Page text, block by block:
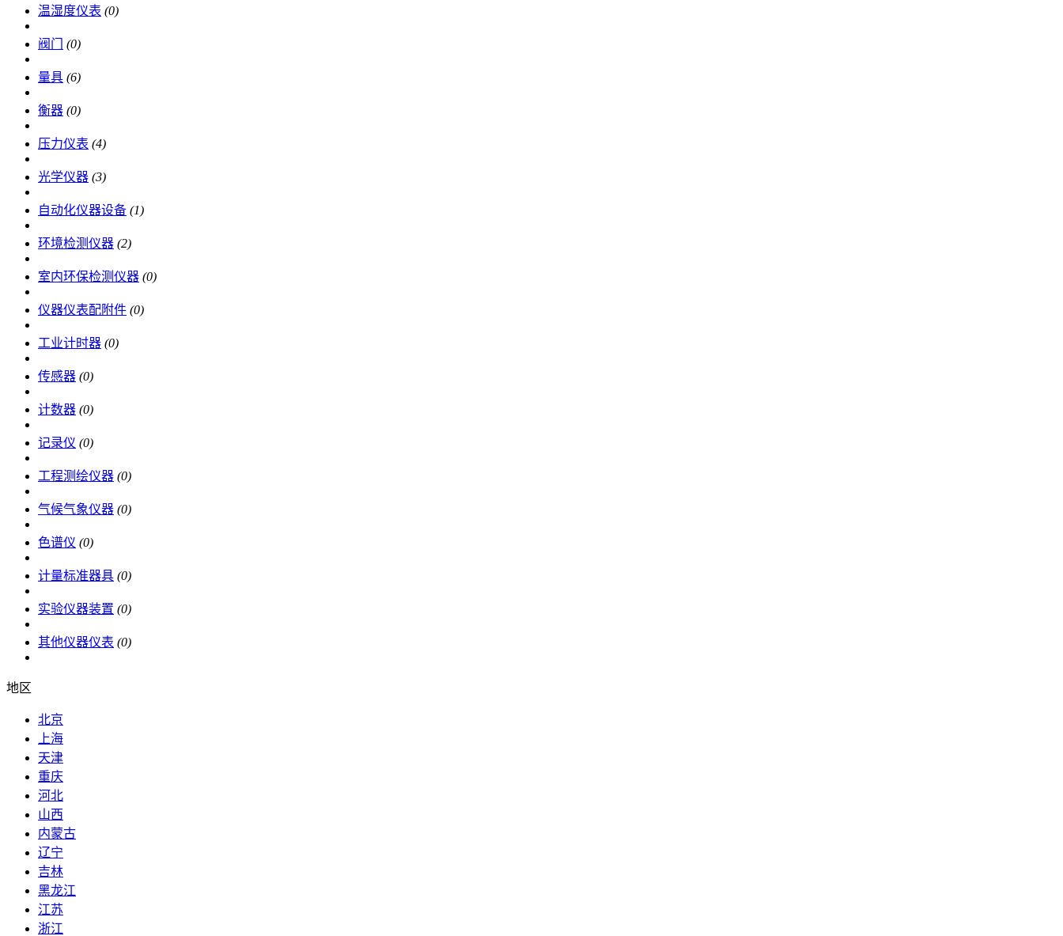
温湿度仪表 (0)
阀门 (0)
量具 (6)
衡器 (0)
压力仪表 (4)
光学仪器 (3)
自动化仪器设备 (1)
环境检测仪器 (2)
室内环保检测仪器 (0)
仪器仪表配附件 (0)
工业计时器 (0)
传感器 (0)
计数器 (0)
记录仪 (0)
工程测绘仪器 (0)
气候气象仪器 (0)
色谱仪 (0)
计量标准器具 (0)
实验仪器装置 (0)
其他仪器仪表 (0)
地区
北京
上海
天津
重庆
河北
山西
内蒙古
辽宁
吉林
黑龙江
江苏
浙江